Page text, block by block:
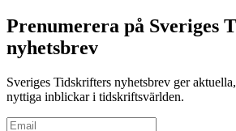
Prenumerera på Sveriges
nyhetsbrev
Sveriges Tidskrifters nyhetsbrev ger
nyttiga inblickar i tidskriftsvärlden.